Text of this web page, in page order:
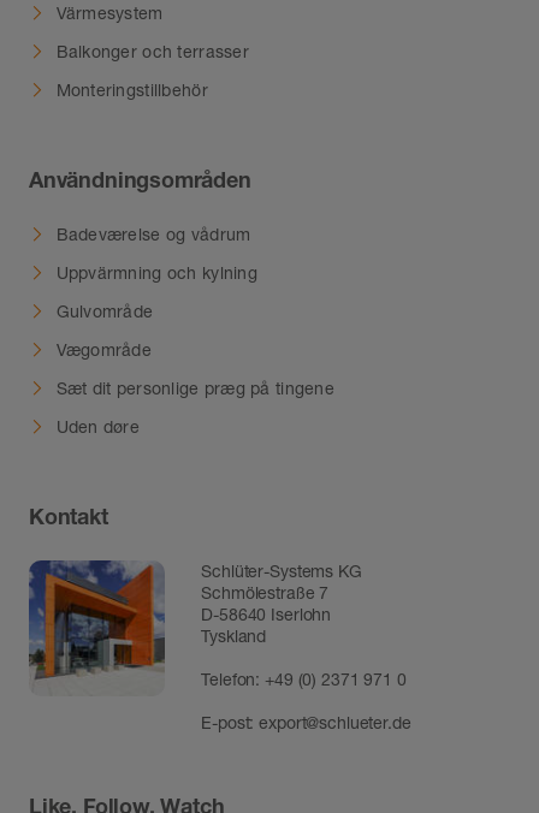
Värmesystem
Balkonger och terrasser
Monteringstillbehör
Användningsområden
Badeværelse og vådrum
Uppvärmning och kylning
Gulvområde
Vægområde
Sæt dit personlige præg på tingene
Uden døre
Kontakt
Schlüter-Systems KG
Schmölestraße 7
D-58640 Iserlohn
Tyskland
Telefon:+49 (0) 2371 971 0
E-post:export@schlueter.de
Like, Follow, Watch